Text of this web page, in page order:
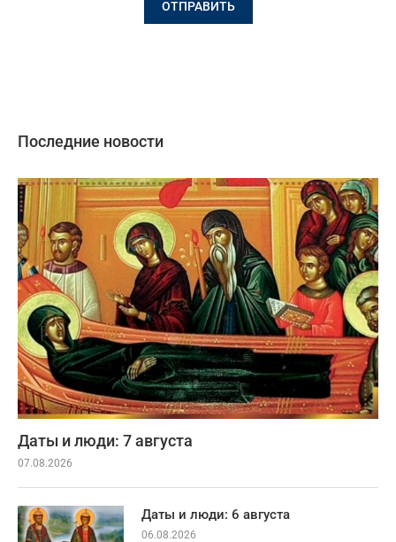
Последние новости
Даты и люди: 7 августа
07.08.2026
Даты и люди: 6 августа
06.08.2026